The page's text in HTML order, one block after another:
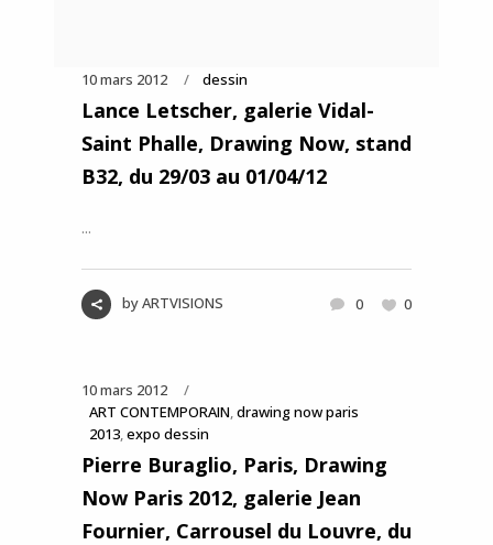
10 mars 2012 dessin
Lance Letscher, galerie Vidal-
Saint Phalle, Drawing Now, stand
B32, du 29/03 au 01/04/12
...
byARTVISIONS 0 0
10 mars 2012
ART CONTEMPORAIN,drawing now paris
2013,expo dessin
Pierre Buraglio, Paris, Drawing
Now Paris 2012, galerie Jean
Fournier, Carrousel du Louvre, du